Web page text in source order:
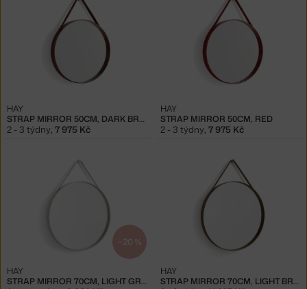
STRAP MIRROR 50CM, DARK BROWN
HAY
2 - 3 týdny, 7 975 Kč
STRAP MIRROR 50CM, RED
HAY
2 - 3 týdny, 7 975 Kč
−20 %
STRAP MIRROR 70CM, LIGHT GREY
HAY
STRAP MIRROR 70CM, LIGHT BROWN
HAY